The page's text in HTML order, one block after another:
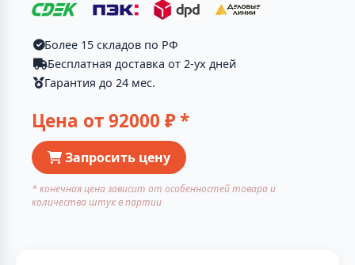
Более 15 складов по РФ
Бесплатная доставка от 2-ух дней
Гарантия до 24 мес.
Цена от92000 ₽ *
Запросить цену
* конечная цена зависит от особенностей товара и
количества штук в партии